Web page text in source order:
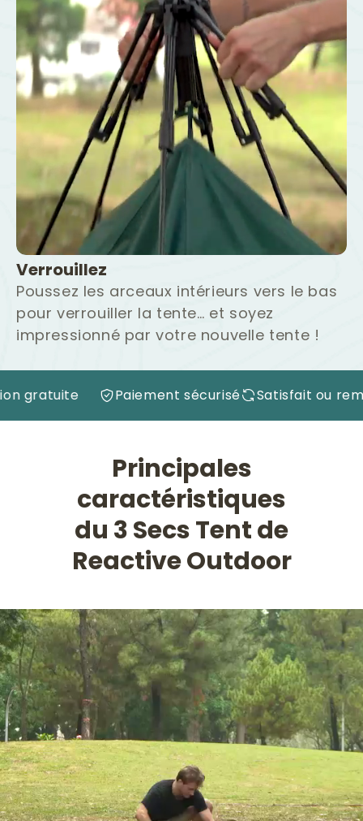
Verrouillez
Poussez les arceaux intérieurs vers le bas
pour verrouiller la tente… et soyez
impressionné par votre nouvelle tente !
gratuite Paiement sécurisé Satisfait
Principales
caractéristiques
du 3 Secs Tent de
Reactive Outdoor